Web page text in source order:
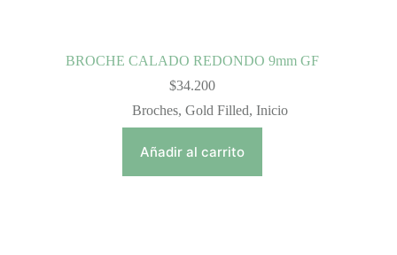
BROCHE CALADO REDONDO 9mm GF
$34.200
Broches,Gold Filled,Inicio
Añadir al carrito